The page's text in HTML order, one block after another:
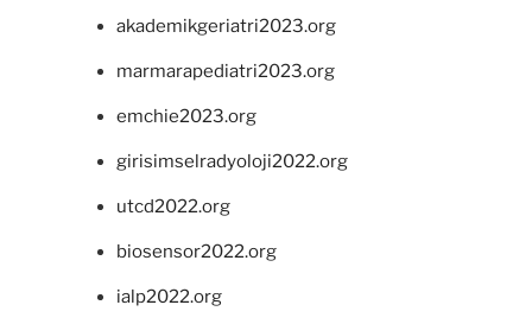
akademikgeriatri2023.org
marmarapediatri2023.org
emchie2023.org
girisimselradyoloji2022.org
utcd2022.org
biosensor2022.org
ialp2022.org